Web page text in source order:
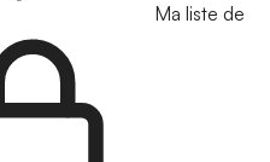
Ma liste de